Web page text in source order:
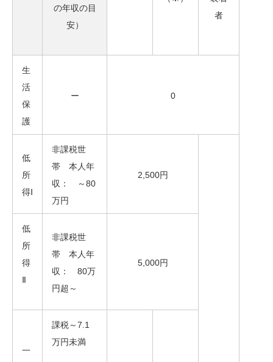
の年収の目
安）
者
生
活
保
護
ー 0
低
所
得Ⅰ
非課税世
帯 本人年
収： ～80
万円
2,500円
低
所
得
Ⅱ
非課税世
帯 本人年
収： 80万
円超～
5,000円
一
課税～7.1
万円未満